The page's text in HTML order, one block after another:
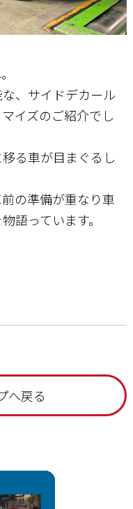
、サイドデカール
イズのご紹介でし
る車が目まぐるし
の準備が重なり車
語っています。
へ戻る